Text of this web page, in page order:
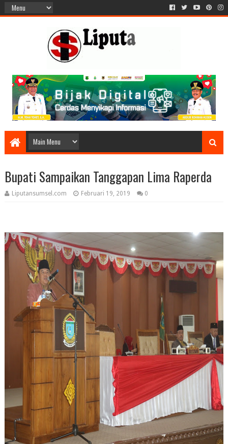
Bupati Sampaikan Tanggapan Lima Raperda
Liputansumsel.com Februari 19, 2019 0